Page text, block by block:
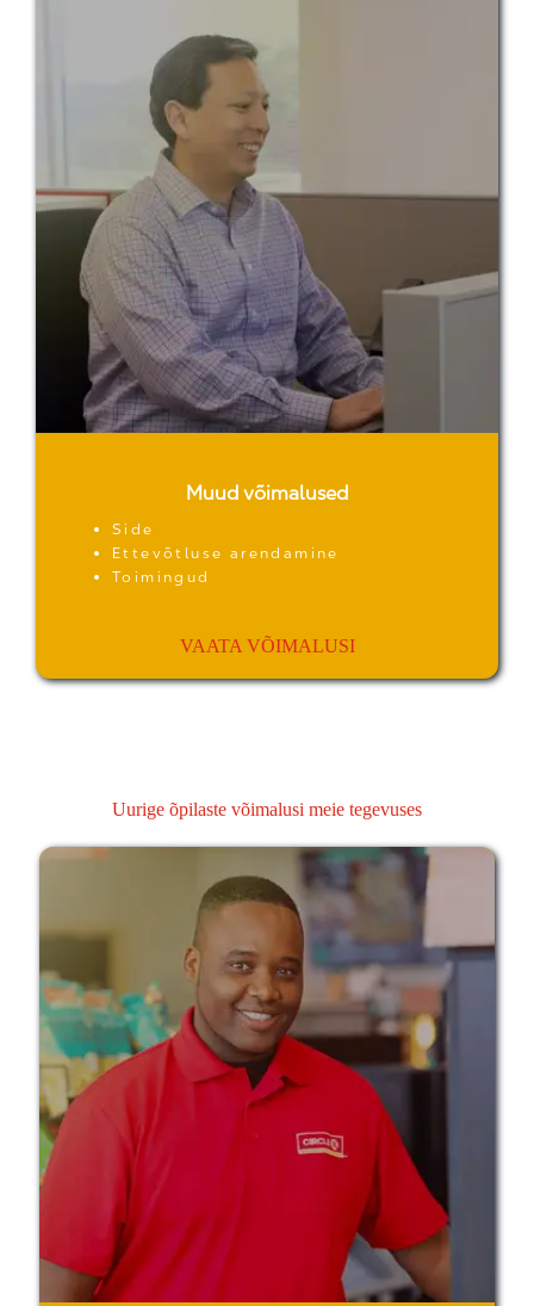
Muud võimalused
Side
Ettevõtluse arendamine
Toimingud
VAATA VÕIMALUSI
Uurige õpilaste võimalusi meie tegevuses